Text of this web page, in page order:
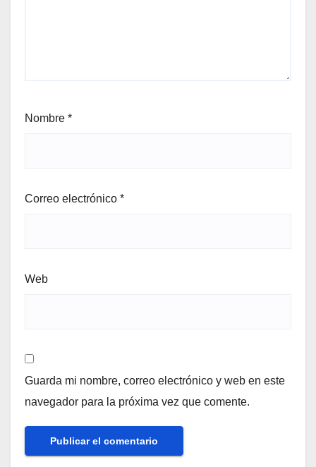
Nombre *
Correo electrónico *
Web
Guarda mi nombre, correo electrónico y web en este
navegador para la próxima vez que comente.